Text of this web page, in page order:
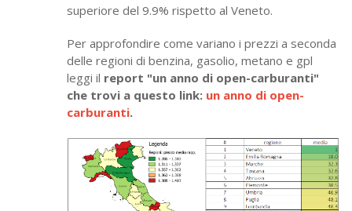
superiore del 9.9% rispetto al Veneto.
Per approfondire come variano i prezzi a seconda
delle regioni di benzina, gasolio, metano e gpl
leggi il report "un anno di open-carburanti"
che trovi a questo link: un anno di open-
carburanti.